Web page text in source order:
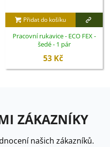
Přidat do košíku
Pracovní rukavice - ECO FEX -
šedé - 1 pár
53 Kč
ZÁKAZNÍKY
našich zákazníků.